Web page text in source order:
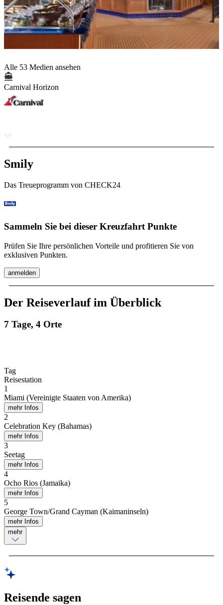
Alle 53 Medien ansehen
Carnival Horizon
Smily
Das Treueprogramm von CHECK24
Sammeln Sie bei dieser Kreuzfahrt Punkte
Prüfen Sie Ihre persönlichen Vorteile und profitieren Sie von
exklusiven Punkten.
anmelden
Der Reiseverlauf im Überblick
7 Tage, 4 Orte
Tag
Reisestation
1
Miami (Vereinigte Staaten von Amerika)
mehr Infos
2
Celebration Key (Bahamas)
mehr Infos
3
Seetag
mehr Infos
4
Ocho Rios (Jamaika)
mehr Infos
5
George Town/Grand Cayman (Kaimaninseln)
mehr Infos
mehr
Reisende sagen